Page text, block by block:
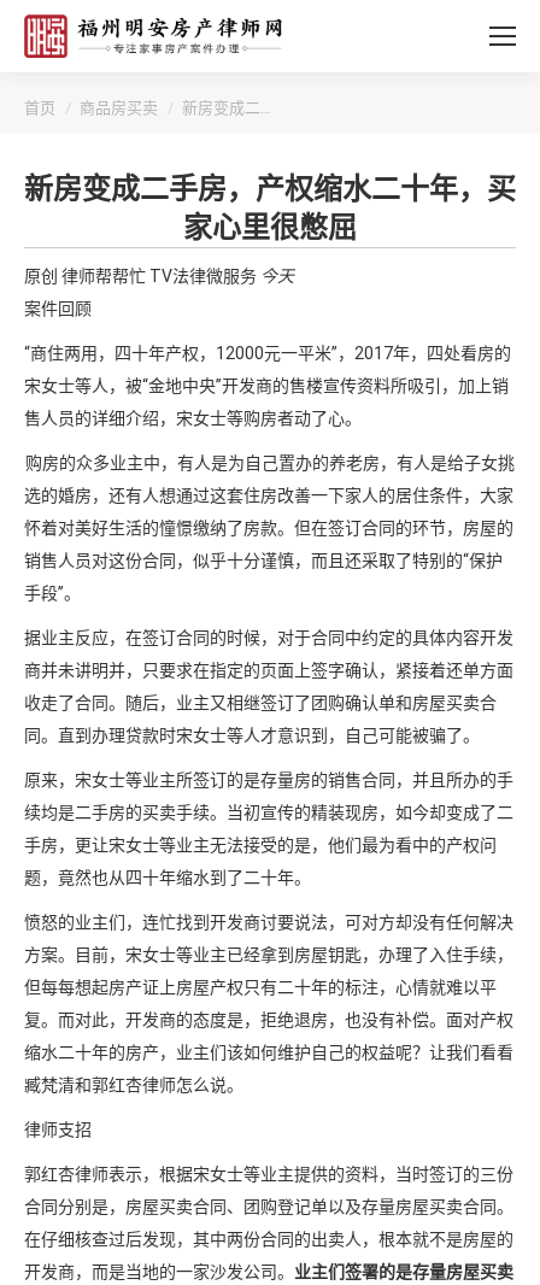
您的位置：
首页 商品房买卖 新房变成二…
新房变成二手房，产权缩水二十年，买
家心里很憋屈
原创 律师帮帮忙 TV法律微服务 今天
案件回顾
“商住两用，四十年产权，12000元一平米”，2017年，四处看房的
宋女士等人，被“金地中央”开发商的售楼宣传资料所吸引，加上销
售人员的详细介绍，宋女士等购房者动了心。
购房的众多业主中，有人是为自己置办的养老房，有人是给子女挑
选的婚房，还有人想通过这套住房改善一下家人的居住条件，大家
怀着对美好生活的憧憬缴纳了房款。但在签订合同的环节，房屋的
销售人员对这份合同，似乎十分谨慎，而且还采取了特别的“保护
手段”。
据业主反应，在签订合同的时候，对于合同中约定的具体内容开发
商并未讲明并，只要求在指定的页面上签字确认，紧接着还单方面
收走了合同。随后，业主又相继签订了团购确认单和房屋买卖合
同。直到办理贷款时宋女士等人才意识到，自己可能被骗了。
原来，宋女士等业主所签订的是存量房的销售合同，并且所办的手
续均是二手房的买卖手续。当初宣传的精装现房，如今却变成了二
手房，更让宋女士等业主无法接受的是，他们最为看中的产权问
题，竟然也从四十年缩水到了二十年。
愤怒的业主们，连忙找到开发商讨要说法，可对方却没有任何解决
方案。目前，宋女士等业主已经拿到房屋钥匙，办理了入住手续，
但每每想起房产证上房屋产权只有二十年的标注，心情就难以平
复。而对此，开发商的态度是，拒绝退房，也没有补偿。面对产权
缩水二十年的房产，业主们该如何维护自己的权益呢？让我们看看
臧梵清和郭红杏律师怎么说。
律师支招
郭红杏律师表示，根据宋女士等业主提供的资料，当时签订的三份
合同分别是，房屋买卖合同、团购登记单以及存量房屋买卖合同。
在仔细核查过后发现，其中两份合同的出卖人，根本就不是房屋的
开发商，而是当地的一家沙发公司。 业主们签署的是存量房屋买卖